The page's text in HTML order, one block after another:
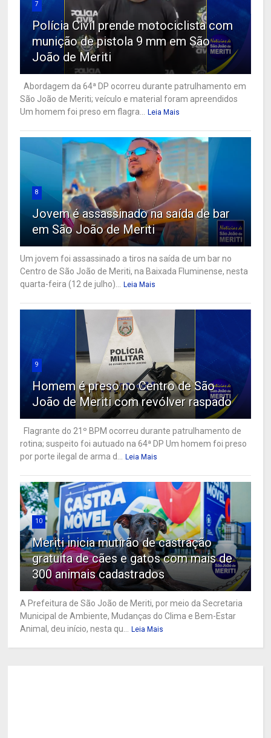
7
Polícia Civil prende motociclista com
munição de pistola 9 mm em São
João de Meriti
Abordagem da 64ª DP ocorreu durante patrulhamento em
São João de Meriti; veículo e material foram apreendidos
Um homem foi preso em flagra... Leia Mais
8
Jovem é assassinado na saída de bar
em São João de Meriti
Um jovem foi assassinado a tiros na saída de um bar no
Centro de São João de Meriti, na Baixada Fluminense, nesta
quarta-feira (12 de julho)... Leia Mais
9
Homem é preso no Centro de São
João de Meriti com revólver raspado
Flagrante do 21º BPM ocorreu durante patrulhamento de
rotina; suspeito foi autuado na 64ª DP Um homem foi preso
por porte ilegal de arma d... Leia Mais
10
Meriti inicia mutirão de castração
gratuita de cães e gatos com mais de
300 animais cadastrados
A Prefeitura de São João de Meriti, por meio da Secretaria
Municipal de Ambiente, Mudanças do Clima e Bem-Estar
Animal, deu início, nesta qu... Leia Mais